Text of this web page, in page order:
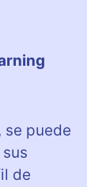
se puede
de